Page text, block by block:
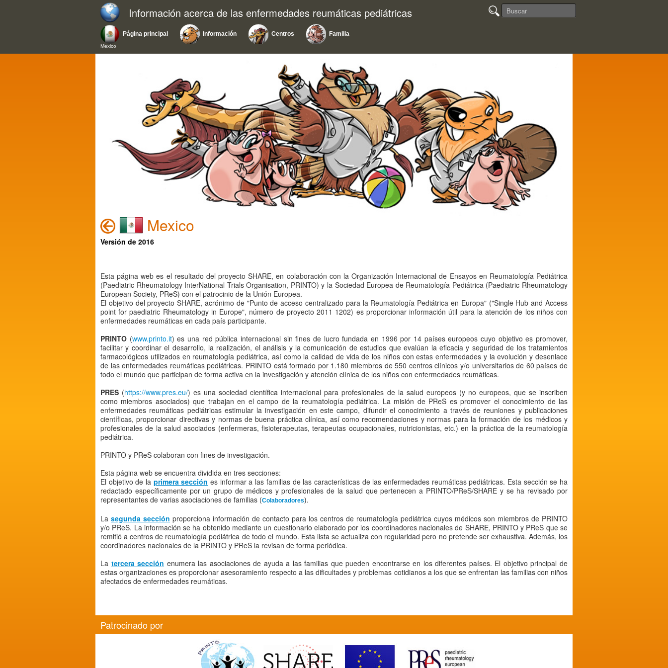
Información acerca de las enfermedades reumáticas pediátricas
Página principal
Mexico
Información Centros Familia
Mexico
Versión de 2016
Esta página web es el resultado del proyecto SHARE, en colaboración con la Organización Internacional de Ensayos en Reumatología Pediátrica
(Paediatric Rheumatology InterNational Trials Organisation, PRINTO) y la Sociedad Europea de Reumatología Pediátrica (Paediatric Rheumatology
European Society, PReS) con el patrocinio de la Unión Europea.
El objetivo del proyecto SHARE, acrónimo de "Punto de acceso centralizado para la Reumatología Pediátrica en Europa" ("Single Hub and Access
point for paediatric Rheumatology in Europe", número de proyecto 2011 1202) es proporcionar información útil para la atención de los niños con
enfermedades reumáticas en cada país participante.
PRINTO (www.printo.it) es una red pública internacional sin fines de lucro fundada en 1996 por 14 países europeos cuyo objetivo es promover,
facilitar y coordinar el desarrollo, la realización, el análisis y la comunicación de estudios que evalúan la eficacia y seguridad de los tratamientos
farmacológicos utilizados en reumatología pediátrica, así como la calidad de vida de los niños con estas enfermedades y la evolución y desenlace
de las enfermedades reumáticas pediátricas. PRINTO está formado por 1.180 miembros de 550 centros clínicos y/o universitarios de 60 países de
todo el mundo que participan de forma activa en la investigación y atención clínica de los niños con enfermedades reumáticas.
PRES (https://www.pres.eu/) es una sociedad científica internacional para profesionales de la salud europeos (y no europeos, que se inscriben
como miembros asociados) que trabajan en el campo de la reumatología pediátrica. La misión de PReS es promover el conocimiento de las
enfermedades reumáticas pediátricas estimular la investigación en este campo, difundir el conocimiento a través de reuniones y publicaciones
científicas, proporcionar directivas y normas de buena práctica clínica, así como recomendaciones y normas para la formación de los médicos y
profesionales de la salud asociados (enfermeras, fisioterapeutas, terapeutas ocupacionales, nutricionistas, etc.) en la práctica de la reumatología
pediátrica.
PRINTO y PReS colaboran con fines de investigación.
Esta página web se encuentra dividida en tres secciones:
El objetivo de la primera sección es informar a las familias de las características de las enfermedades reumáticas pediátricas. Esta sección se ha
redactado específicamente por un grupo de médicos y profesionales de la salud que pertenecen a PRINTO/PReS/SHARE y se ha revisado por
representantes de varias asociaciones de familias (Colaboradores).
La segunda sección proporciona información de contacto para los centros de reumatología pediátrica cuyos médicos son miembros de PRINTO
y/o PReS. La información se ha obtenido mediante un cuestionario elaborado por los coordinadores nacionales de SHARE, PRINTO y PReS que se
remitió a centros de reumatología pediátrica de todo el mundo. Esta lista se actualiza con regularidad pero no pretende ser exhaustiva. Además, los
coordinadores nacionales de la PRINTO y PReS la revisan de forma periódica.
La tercera sección enumera las asociaciones de ayuda a las familias que pueden encontrarse en los diferentes países. El objetivo principal de
estas organizaciones es proporcionar asesoramiento respecto a las dificultades y problemas cotidianos a los que se enfrentan las familias con niños
afectados de enfermedades reumáticas.
Patrocinado por